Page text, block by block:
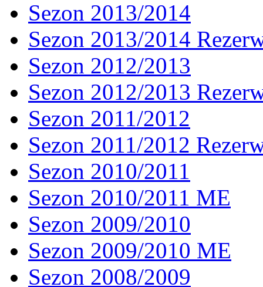
Sezon 2013/2014
Sezon 2013/2014
Sezon 2012/2013
Sezon 2012/2013
Sezon 2011/2012
Sezon 2011/2012
Sezon 2010/2011
Sezon 2010/2011 ME
Sezon 2009/2010
Sezon 2009/2010 ME
Sezon 2008/2009